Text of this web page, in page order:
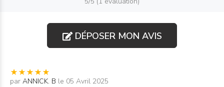
DÉPOSER MON AVIS
par ANNICK. B le 05 Avril 2025